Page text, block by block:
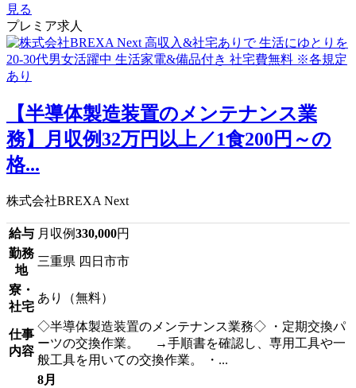
見る
プレミア求人
【半導体製造装置のメンテナンス業
務】月収例32万円以上／1食200円～の
格...
株式会社BREXA Next
給与 月収例330,000円
勤務
地
三重県 四日市市
寮・
社宅
あり（無料）
仕事
内容
◇半導体製造装置のメンテナンス業務◇ ・定期交換パ
ーツの交換作業。 →手順書を確認し、専用工具や一
般工具を用いての交換作業。 ・...
8月